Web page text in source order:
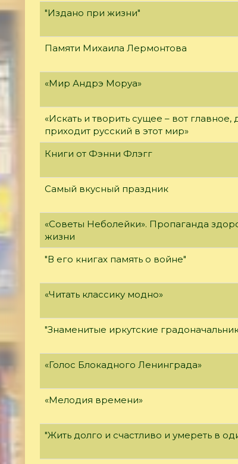
"Издано при жизни"
Памяти Михаила Лермонтова
«Мир Андрэ Моруа»
«Искать и творить сущее – вот главное,
приходит русский в этот мир»
Книги от Фэнни Флэгг
Самый вкусный праздник
«Советы Неболейки». Пропаганда
жизни
"В его книгах память о войне"
«Читать классику модно»
"Знаменитые иркутские
«Голос Блокадного Ленинграда»
«Мелодия времени»
"Жить долго и счастливо и умереть в